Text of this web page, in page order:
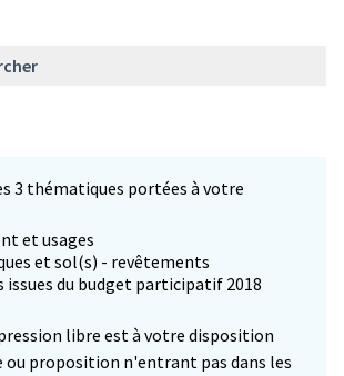
3 thématiques portées à votre
et usages
et sol(s) - revêtements
du budget participatif 2018
libre est à votre disposition
ou proposition n'entrant pas dans les